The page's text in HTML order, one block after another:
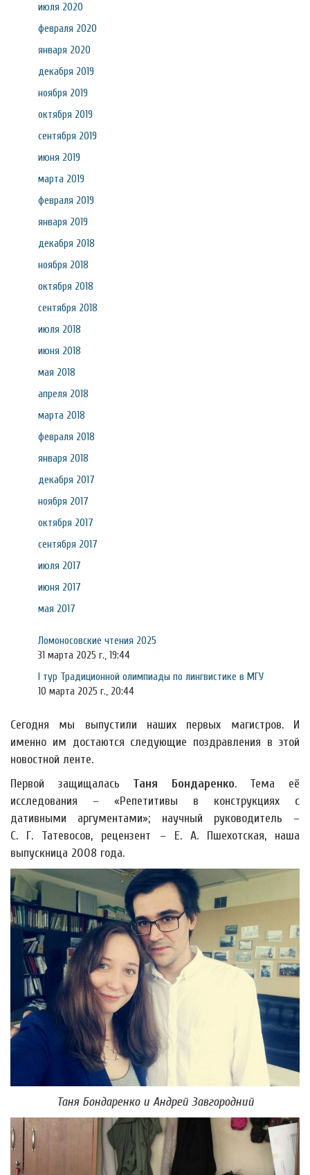
июля 2020
февраля 2020
января 2020
декабря 2019
ноября 2019
октября 2019
сентября 2019
июня 2019
марта 2019
февраля 2019
января 2019
декабря 2018
ноября 2018
октября 2018
сентября 2018
июля 2018
июня 2018
мая 2018
апреля 2018
марта 2018
февраля 2018
января 2018
декабря 2017
ноября 2017
октября 2017
сентября 2017
июля 2017
июня 2017
мая 2017
Ломоносовские чтения 2025
31 марта 2025 г., 19:44
I тур Традиционной олимпиады по лингвистике в МГУ
10 марта 2025 г., 20:44
Сегодня мы выпустили наших первых магистров. И
именно им достаются следующие поздравления в этой
новостной ленте.
Первой защищалась Таня Бондаренко. Тема её
исследования – «Репетитивы в конструкциях с
дативными аргументами»; научный руководитель –
С. Г. Татевосов, рецензент – Е. А. Пшехотская, наша
выпускница 2008 года.
Таня Бондаренко и Андрей Завгородний